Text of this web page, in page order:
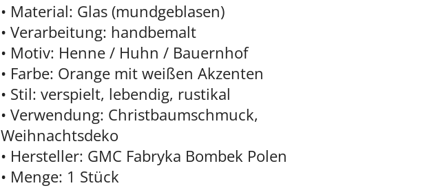
• Material: Glas (mundgeblasen)
• Verarbeitung: handbemalt
• Motiv: Henne / Huhn / Bauernhof
• Farbe: Orange mit weißen Akzenten
• Stil: verspielt, lebendig, rustikal
• Verwendung: Christbaumschmuck,
Weihnachtsdeko
• Hersteller: GMC Fabryka Bombek Polen
• Menge: 1 Stück